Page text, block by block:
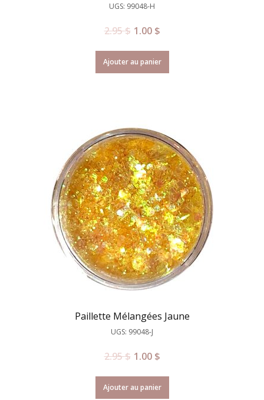
UGS: 99048-H
2.95$ 1.00 $
Ajouter au panier
Paillette Mélangées Jaune
UGS: 99048-J
2.95$ 1.00 $
Ajouter au panier